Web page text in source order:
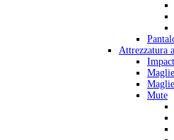
Attrezzatura
Mute